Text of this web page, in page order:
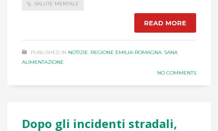
SALUTE MENTALE
READ MORE
PUBLISHED IN NOTIZIE, REGIONE EMILIA-ROMAGNA, SANA
ALIMENTAZIONE
NO COMMENTS
Dopo gli incidenti stradali,